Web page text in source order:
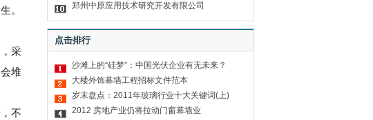
。
采
堆
不
郑州中原应用技术研究开发有限公司
点击排行
沙滩上的“硅梦”：中国光伏企业有无未来？
大楼外饰幕墙工程招标文件范本
岁末盘点：2011年玻璃行业十大关键词(上)
2012 房地产业仍将拉动门窗幕墙业